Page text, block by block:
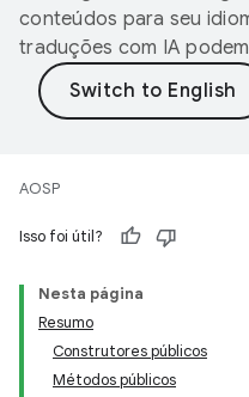
conteúdos para seu
traduções com IA
AOSP
Isso foi útil?
Nesta página
Resumo
Construtores públicos
Métodos públicos